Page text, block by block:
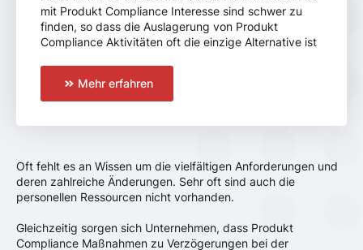
mit Produkt Compliance Interesse sind schwer zu
finden, so dass die Auslagerung von Produkt
Compliance Aktivitäten oft die einzige Alternative ist
Mehr erfahren
Oft fehlt es an Wissen um die vielfältigen Anforderungen und
deren zahlreiche Änderungen. Sehr oft sind auch die
personellen Ressourcen nicht vorhanden.
Gleichzeitig sorgen sich Unternehmen, dass Produkt
Compliance Maßnahmen zu Verzögerungen bei der